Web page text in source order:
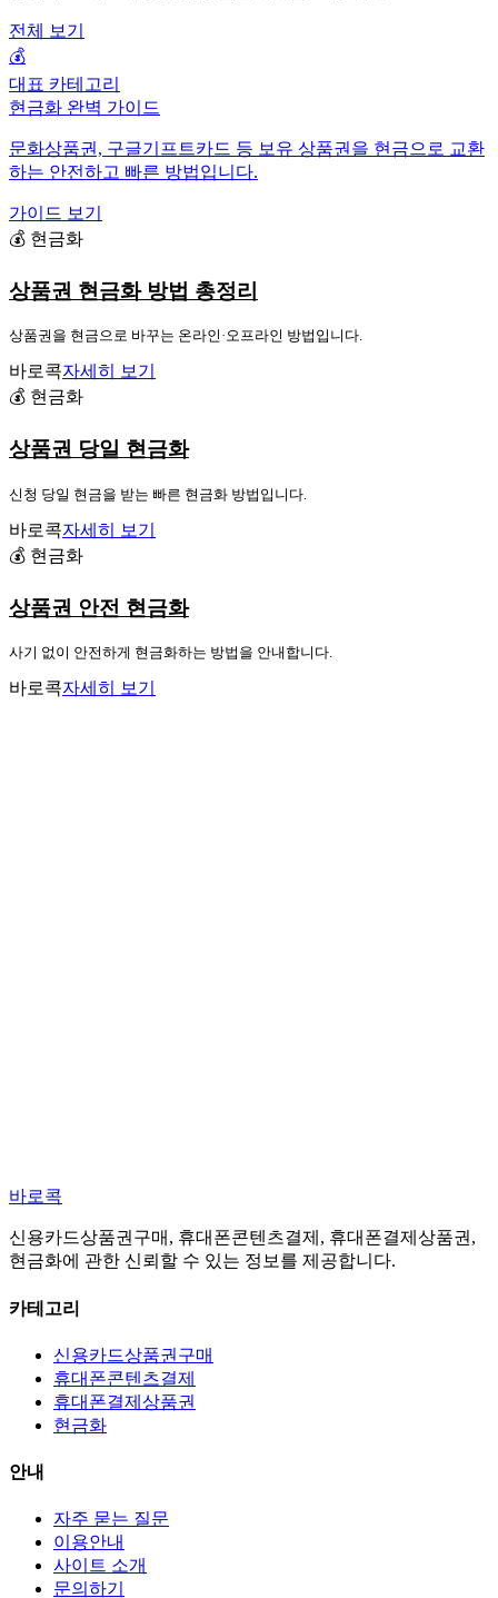
전체 보기
💰
대표 카테고리
현금화 완벽 가이드
문화상품권, 구글기프트카드 등 보유 상품권을 현금으로 교환
하는 안전하고 빠른 방법입니다.
가이드 보기
💰 현금화
상품권 현금화 방법 총정리
상품권을 현금으로 바꾸는 온라인·오프라인 방법입니다.
바로콕자세히 보기
💰 현금화
상품권 당일 현금화
신청 당일 현금을 받는 빠른 현금화 방법입니다.
바로콕자세히 보기
💰 현금화
상품권 안전 현금화
사기 없이 안전하게 현금화하는 방법을 안내합니다.
바로콕자세히 보기
바로콕
신용카드상품권구매, 휴대폰콘텐츠결제, 휴대폰결제상품권,
현금화에 관한 신뢰할 수 있는 정보를 제공합니다.
카테고리
신용카드상품권구매
휴대폰콘텐츠결제
휴대폰결제상품권
현금화
안내
자주 묻는 질문
이용안내
사이트 소개
문의하기